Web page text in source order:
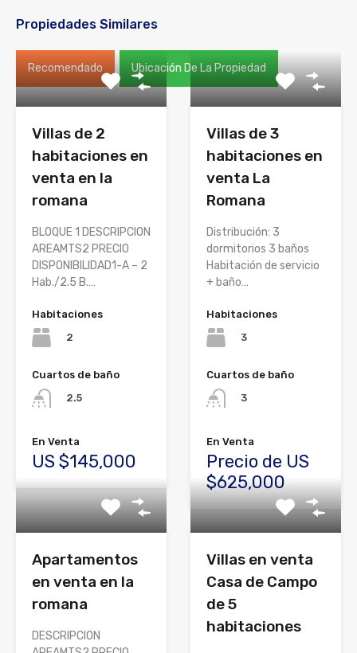
Propiedades Similares
Recomendado Ubicación De La Propiedad
Villas de 2
habitaciones en
venta en la
romana
BLOQUE 1 DESCRIPCION
AREAMTS2 PRECIO
DISPONIBILIDAD1-A – 2
Hab./2.5 B.…
Habitaciones
2
Cuartos de baño
2.5
En Venta
US $145,000
Villas de 3
habitaciones en
venta La
Romana
Distribución: 3
dormitorios 3 baños
Habitación de servicio
+ baño…
Habitaciones
3
Cuartos de baño
3
En Venta
Precio de US
$625,000
Apartamentos
en venta en la
romana
DESCRIPCION
Villas en venta
Casa de Campo
de 5
habitaciones